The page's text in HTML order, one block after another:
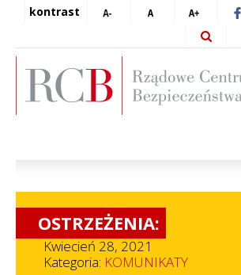
kontrast
OSTRZEŻENIA:
Kwiecień 28, 2021
Kategoria: KOMUNIKATY